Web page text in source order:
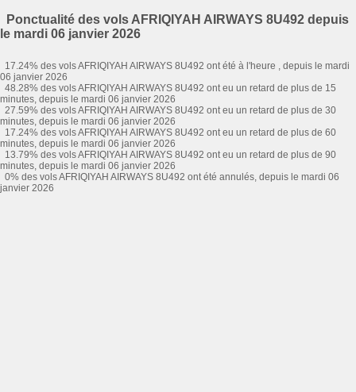
Ponctualité des vols AFRIQIYAH AIRWAYS 8U492 depuis
le mardi 06 janvier 2026
17.24% des vols AFRIQIYAH AIRWAYS 8U492 ont été à l'heure , depuis le mardi
06 janvier 2026
48.28% des vols AFRIQIYAH AIRWAYS 8U492 ont eu un retard de plus de 15
minutes, depuis le mardi 06 janvier 2026
27.59% des vols AFRIQIYAH AIRWAYS 8U492 ont eu un retard de plus de 30
minutes, depuis le mardi 06 janvier 2026
17.24% des vols AFRIQIYAH AIRWAYS 8U492 ont eu un retard de plus de 60
minutes, depuis le mardi 06 janvier 2026
13.79% des vols AFRIQIYAH AIRWAYS 8U492 ont eu un retard de plus de 90
minutes, depuis le mardi 06 janvier 2026
0% des vols AFRIQIYAH AIRWAYS 8U492 ont été annulés, depuis le mardi 06
janvier 2026